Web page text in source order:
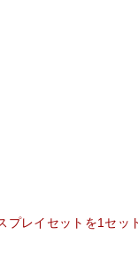
レイセットを1セッ